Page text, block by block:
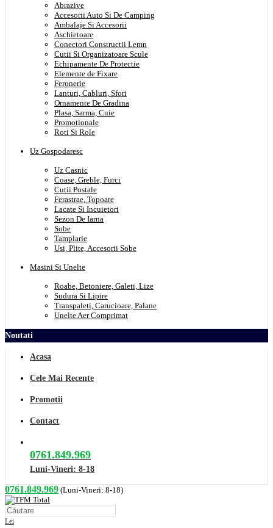
Abrazive
Accesorii Auto Si De Camping
Ambalaje Si Accesorii
Aschietoare
Conectori Constructii Lemn
Cutii Si Organizatoare Scule
Echipamente De Protectie
Elemente de Fixare
Feronerie
Lanturi, Cabluri, Sfori
Ornamente De Gradina
Plasa, Sarma, Cuie
Promotionale
Roti Si Role
Uz Gospodaresc
Uz Casnic
Coase, Greble, Furci
Cutii Postale
Ferastrae, Topoare
Lacate Si Incuietori
Sezon De Iarna
Sobe
Tamplarie
Usi, Plite, Accesorii Sobe
Masini Si Unelte
Roabe, Betoniere, Galeti, Lize
Sudura Si Lipire
Transpaleti, Carucioare, Palane
Unelte Aer Comprimat
Noutati
Acasa
Cele Mai Recente
Promotii
Contact
0761.849.969
Luni-Vineri: 8-18
0761.849.969 (Luni-Vineri: 8-18)
Lei